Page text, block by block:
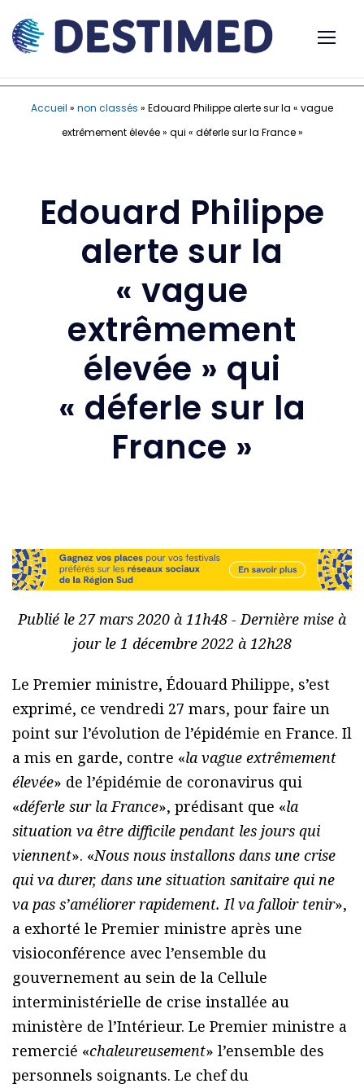
Accueil » non classés » Edouard Philippe alerte sur la « vague
extrêmement élevée » qui « déferle sur la France »
Edouard Philippe
alerte sur la
« vague
extrêmement
élevée » qui
« déferle sur la
France »
Publié le 27 mars 2020 à 11h48 - Dernière mise à
jour le 1 décembre 2022 à 12h28
Le Premier ministre, Édouard Philippe, s’est
exprimé, ce vendredi 27 mars, pour faire un
point sur l’évolution de l’épidémie en France. Il
a mis en garde, contre «la vague extrêmement
élevée» de l’épidémie de coronavirus qui
«déferle sur la France», prédisant que «la
situation va être difficile pendant les jours qui
viennent». «Nous nous installons dans une crise
qui va durer, dans une situation sanitaire qui ne
va pas s’améliorer rapidement. Il va falloir tenir»,
a exhorté le Premier ministre après une
visioconférence avec l’ensemble du
gouvernement au sein de la Cellule
interministérielle de crise installée au
ministère de l’Intérieur. Le Premier ministre a
remercié «chaleureusement» l’ensemble des
personnels soignants. Le chef du